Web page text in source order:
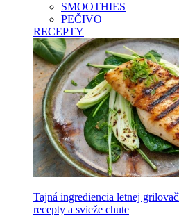
SMOOTHIES
PEČIVO
RECEPTY
Tajná ingrediencia letnej
recepty a svieže chute